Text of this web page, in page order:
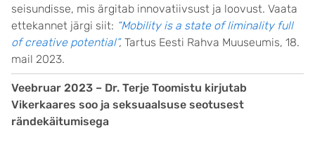
seisundisse, mis ärgitab innovatiivsust ja loovust. Vaata
ettekannet järgi siit: “Mobility is a state of liminality full
of creative potential”, Tartus Eesti Rahva Muuseumis, 18.
mail 2023.
Veebruar 2023 – Dr. Terje Toomistu kirjutab
Vikerkaares soo ja seksuaalsuse seotusest
rändekäitumisega